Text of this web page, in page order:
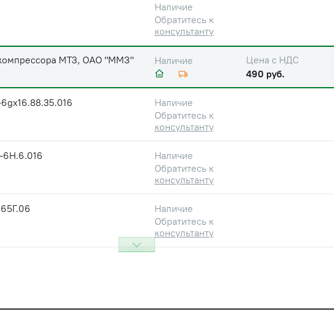
Наличие
Обратитесь к
консультанту
МТЗ, ОАО "ММЗ" Наличие
Цена с НДС
490 руб.
Наличие
Обратитесь к
консультанту
6Н.6.016
Наличие
Обратитесь к
консультанту
Наличие
Обратитесь к
консультанту